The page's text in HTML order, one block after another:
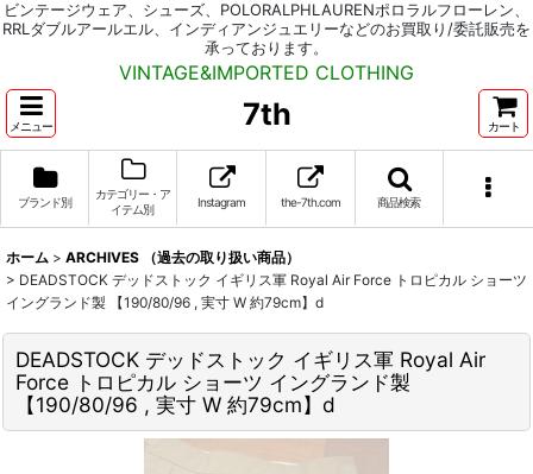
ビンテージウェア、シューズ、POLORALPHLAURENポロラルフローレン、
RRLダブルアールエル、インディアンジュエリーなどのお買取り/委託販売を
承っております。
VINTAGE&IMPORTED CLOTHING
メニュー 7th カート
ブランド別
カテゴリー・ア
イテム別
Instagram the-7th.com 商品検索
ホーム > ARCHIVES （過去の取り扱い商品）
> DEADSTOCK デッドストック イギリス軍 Royal Air Force トロピカル ショーツ
イングランド製 【190/80/96 , 実寸 W 約79cm】d
DEADSTOCK デッドストック イギリス軍 Royal Air
Force トロピカル ショーツ イングランド製
【190/80/96 , 実寸 W 約79cm】d